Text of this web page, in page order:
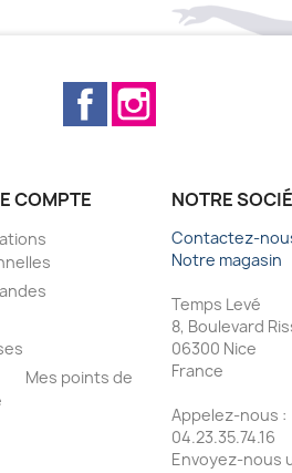
Facebook
COMPTE
Mes points de
NOTRE
Contactez-
Notre magasin
Temps Levé
8, Boulevard
06300 Nice
France
Appelez-nous :
04.23.35.74.16
Envoyez-nous